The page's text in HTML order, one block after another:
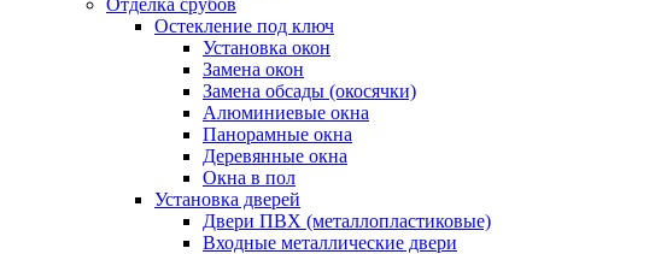
Отделка срубов
Остекление под ключ
Установка окон
Замена окон
Замена обсады (окосячки)
Алюминиевые окна
Панорамные окна
Деревянные окна
Окна в пол
Установка дверей
Двери ПВХ (металлопластиковые)
Входные металлические двери